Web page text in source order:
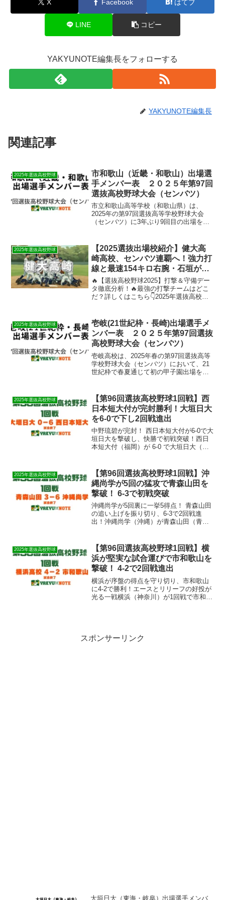
X Facebook はてブ
LINE コピー
YAKYUNOTE編集長をフォローする
YAKYUNOTE編集長
関連記事
2025年選抜高校野球
市和歌山（近畿・和歌山）出場選
手メンバー表 ２０２５年第97回
選抜高校野球大会（センバツ）
市立和歌山高等学校（和歌山県）は、
2025年の第97回選抜高等学校野球大会
（センバツ）に3年ぶり9回目の出場を果
出となりました。​初戦は大会第2日目（3
月19日）...
2025年選抜高校野球
【2025選抜出場校紹介】健大高
崎高校、センバツ連覇へ！強力打
線と最速154キロ右腕・石垣が全
国制覇を狙う
🔥【選抜高校野球2025】打撃＆守備デー
タ徹底分析！🔥最強の打撃チームはどこ
だ？詳しくはこちら👇2025年選抜高校野
ンバツ)高校野球2025｜「堅守の横浜」
「鉄壁の東...
2025年選抜高校野球
壱岐(21世紀枠・長崎)出場選手メ
ンバー表 ２０２５年第97回選抜
高校野球大会（センバツ）
​壱岐高校は、2025年春の第97回選抜高等
学校野球大会（センバツ）において、21
世紀枠で春夏通じて初の甲子園出場を果
治神宮大会でも4強入りした東洋大姫路高
校（兵庫...
2025年選抜高校野球
【第96回選抜高校野球1回戦】西
日本短大付が完封勝利！大垣日大
を6-0で下し2回戦進出
中野琉碧が完封！ 西日本短大付が6-0で大
垣日大を撃破し、快勝で初戦突破！西日
本短大付（福岡）が 6-0 で大垣日大（岐
投を見せ、攻撃陣も 4回・5回・7回と長
打を...
2025年選抜高校野球
【第96回選抜高校野球1回戦】沖
縄尚学が5回の猛攻で青森山田を
撃破！ 6-3で初戦突破
沖縄尚学が5回裏に一挙5得点！ 青森山田
の追い上げを振り切り、6-3で2回戦進
出！沖縄尚学（沖縄）が青森山田（青
奪取 し、試合を決定づけました。青森山
田も終盤...
2025年選抜高校野球
【第96回選抜高校野球1回戦】横
浜が堅実な試合運びで市和歌山を
撃破！ 4-2で2回戦進出
横浜が序盤の得点を守り切り、市和歌山
に4-2で勝利！エースとリリーフの好投が
光る一戦横浜（神奈川）が1回戦で市和歌
スポンサーリンク
大垣日大（東海・岐阜）出場選手メンバ